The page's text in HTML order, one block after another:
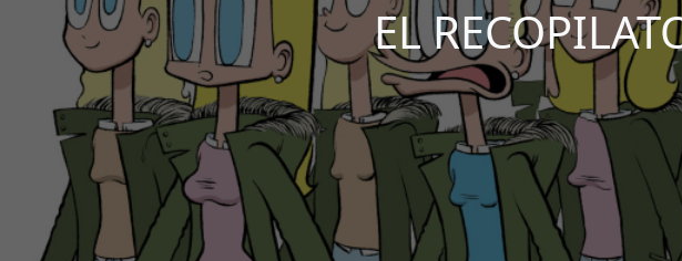
EL